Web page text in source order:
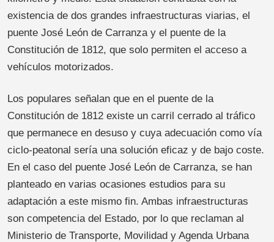
existencia de dos grandes infraestructuras viarias, el
puente José León de Carranza y el puente de la
Constitución de 1812, que solo permiten el acceso a
vehículos motorizados.
Los populares señalan que en el puente de la
Constitución de 1812 existe un carril cerrado al tráfico
que permanece en desuso y cuya adecuación como vía
ciclo-peatonal sería una solución eficaz y de bajo coste.
En el caso del puente José León de Carranza, se han
planteado en varias ocasiones estudios para su
adaptación a este mismo fin. Ambas infraestructuras
son competencia del Estado, por lo que reclaman al
Ministerio de Transporte, Movilidad y Agenda Urbana